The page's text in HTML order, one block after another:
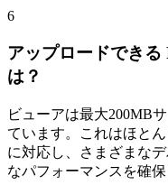
6
アップロードでき
は？
ビューアは最大200MB
ています。これはほと
に対応し、さまざまな
なパフォーマンスを確保